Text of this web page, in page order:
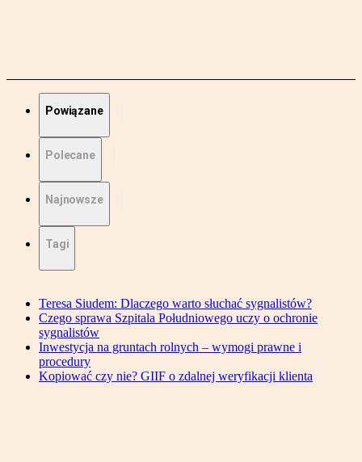
Powiązane
Polecane
Najnowsze
Tagi
Teresa Siudem: Dlaczego warto słuchać sygnalistów?
Czego sprawa Szpitala Południowego uczy o ochronie
sygnalistów
Inwestycja na gruntach rolnych – wymogi prawne i
procedury
Kopiować czy nie? GIIF o zdalnej weryfikacji klienta